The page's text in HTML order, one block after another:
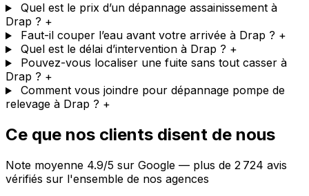
Quel est le prix d’un dépannage assainissement à
Drap ? +
Faut-il couper l’eau avant votre arrivée à Drap ? +
Quel est le délai d’intervention à Drap ? +
Pouvez-vous localiser une fuite sans tout casser à
Drap ? +
Comment vous joindre pour dépannage pompe de
relevage à Drap ? +
Ce que nos clients disent de nous
Note moyenne 4.9/5 sur Google — plus de 2 724 avis
vérifiés sur l'ensemble de nos agences